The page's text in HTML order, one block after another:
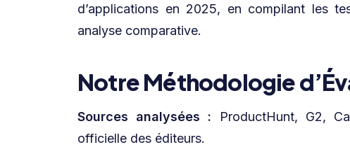
d’applications en 2025, en compilant les
analyse comparative.
Notre Méthodologie
Sources analysées : ProductHunt, G2,
officielle des éditeurs.